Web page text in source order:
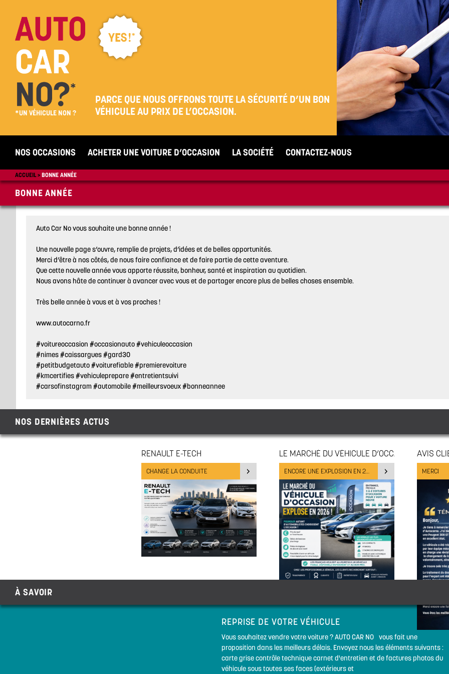
*UN VÉHICULE NON ?
PARCE QUE NOUS OFFRONS TOUTE LA SÉCURITÉ D’UN BON
VÉHICULE AU PRIX DE L’OCCASION.
NOS OCCASIONS ACHETER UNE VOITURE D’OCCASION LA SOCIÉTÉ CONTACTEZ-NOUS
ACCUEIL BONNE ANNÉE
BONNE ANNÉE
Auto Car No vous souhaite une bonne année !
Une nouvelle page s’ouvre, remplie de projets, d’idées et de belles opportunités.
Merci d’être à nos côtés, de nous faire confiance et de faire partie de cette aventure.
Que cette nouvelle année vous apporte réussite, bonheur, santé et inspiration au quotidien.
Nous avons hâte de continuer à avancer avec vous et de partager encore plus de belles choses ensemble.
Très belle année à vous et à vos proches !
www.autocarno.fr
#voitureoccasion #occasionauto#vehiculeoccasion
#nimes#caissargues#gard30
#petitbudgetauto#voiturefiable#premierevoiture
#kmcertifies#vehiculeprepare#entretientsuivi
#carsofinstagram#automobile#meilleursvoeux#bonneannee
NOS DERNIÈRES ACTUS
RENAULT E-TECH
CHANGE LA CONDUITE
LE MARCHÉ DU VÉHICULE D’OCCASION
ENCORE UNE EXPLOSION EN 2026
AVIS
MERCI
À SAVOIR
REPRISE DE VOTRE VÉHICULE
Vous souhaitez vendre votre voiture ? AUTO CAR NO vous fait une
proposition dans les meilleurs délais. Envoyez nous les éléments suivants :
carte grise contrôle technique carnet d'entretien et de factures photos du
véhicule sous toutes ses faces (extérieurs et